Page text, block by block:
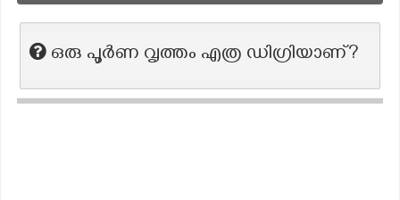
ഒരു പൂർണ വൃത്തം എത്ര ഡിഗ്രിയാണ്?